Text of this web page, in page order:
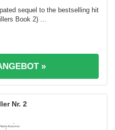
sequel to the bestselling hit
Book 2) ...
»
2